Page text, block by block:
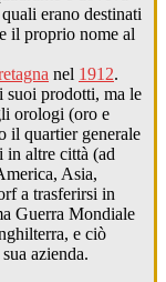
erano destinati
il proprio nome al
nel 1912.
suoi prodotti, ma le
orologi (oro e
il quartier generale
in altre città (ad
Asia,
a trasferirsi in
Guerra Mondiale
e ciò
azienda.